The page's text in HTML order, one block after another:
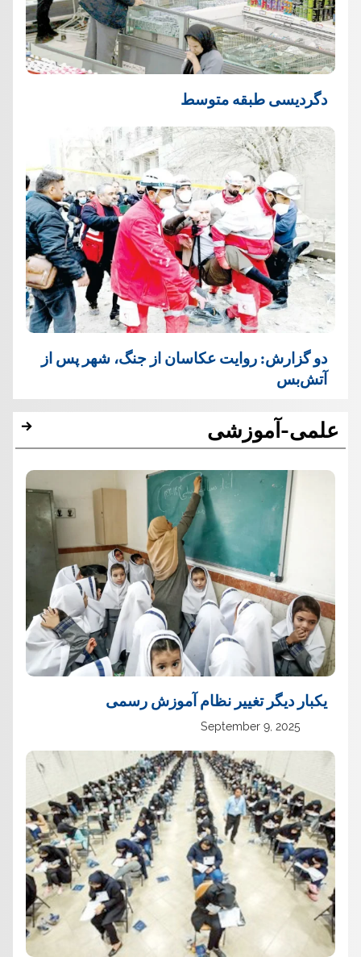
دگردیسی طبقه متوسط
دو گزارش: روایت عکاسان از جنگ، شهر پس از
آتش‌بس
علمی-آموزشی
یک‏بار دیگر تغییر نظام آموزش رسمی
September 9, 2025